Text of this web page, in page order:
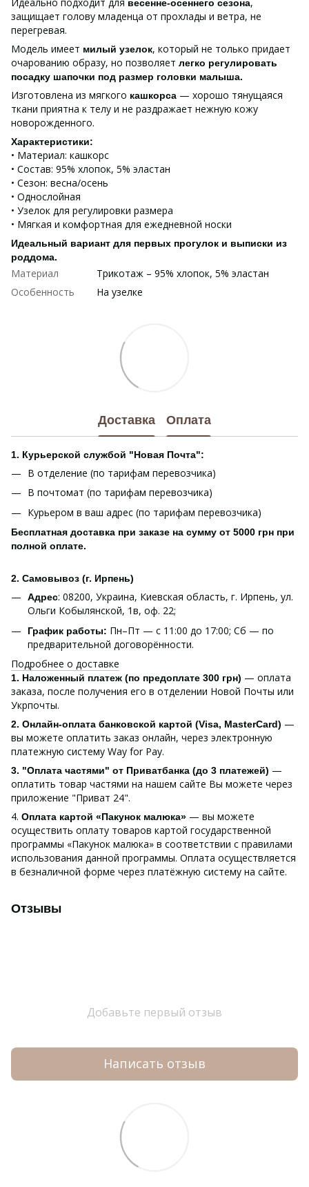
весенне-осеннего сезона
защищает голову младенца от прохлады и ветра, не
перегревая.
Модель имеет милый узелок, который не только придает
очарованию образу, но позволяет легко регулировать
посадку шапочки под размер головки малыша.
Изготовлена ​​из мягкого кашкорса — хорошо тянущаяся
ткани приятна к телу и не раздражает нежную кожу
новорожденного.
Характеристики:
• Материал: кашкорс
• Состав: 95% хлопок, 5% эластан
• Сезон: весна/осень
• Однослойная
• Узелок для регулировки размера
• Мягкая и комфортная для ежедневной носки
Идеальный вариант для первых прогулок и выписки из
роддома.
Материал
Трикотаж – 95% хлопок, 5% эластан
Особенность
На узелке
Доставка Оплата
1. Курьерской службой "Новая Почта":
В отделение (по тарифам перевозчика)
В почтомат (по тарифам перевозчика)
Курьером в ваш адрес (по тарифам перевозчика)
Бесплатная доставка при заказе на сумму от 5000 грн при
полной оплате.
2. Самовывоз (г. Ирпень)
Адрес: 08200, Украина, Киевская область, г. Ирпень, ул.
Ольги Кобылянской, 1в, оф. 22;
График работы: Пн–Пт — с 11:00 до 17:00; Сб — по
предварительной договорённости.
Подробнее о доставке
1. Наложенный платеж (по предоплате 300 грн) — оплата
заказа, после получения его в отделении Новой Почты или
Укрпочты.
2. Онлайн-оплата банковской картой (Visa, MasterCard) —
вы можете оплатить заказ онлайн, через электронную
платежную систему Way for Pay.
3. "Оплата частями" от Приватбанка (до 3 платежей) —
оплатить товар частями на нашем сайте Вы можете через
приложение "Приват 24".
4. Оплата картой «Пакунок малюка» — вы можете
осуществить оплату товаров картой государственной
программы «Пакунок малюка» в соответствии с правилами
использования данной программы. Оплата осуществляется
в безналичной форме через платёжную систему на сайте.
Отзывы
Добавьте первый отзыв
Написать отзыв